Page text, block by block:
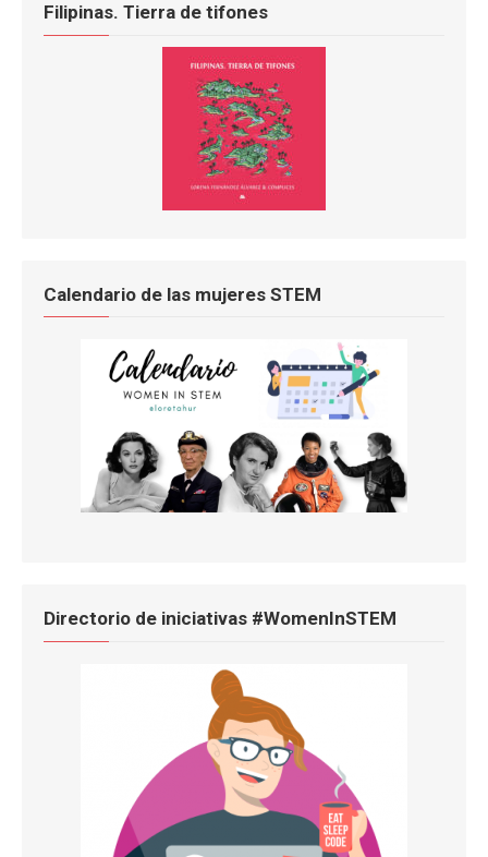
Filipinas. Tierra de tifones
Calendario de las mujeres STEM
Directorio de iniciativas #WomenInSTEM